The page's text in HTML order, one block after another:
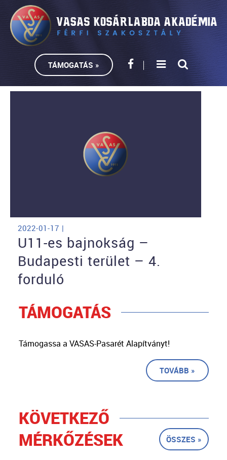
TÁMOGATÁS »
2022-01-17 |
U11-es bajnokság –
Budapesti terület – 4.
forduló
TÁMOGATÁS
Támogassa a VASAS-Pasarét Alapítványt!
TOVÁBB »
KÖVETKEZŐ
MÉRKŐZÉSEK
ÖSSZES »